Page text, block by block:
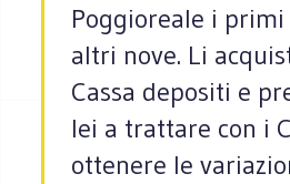
Poggioreale i
altri nove. Li
Cassa depositi e
lei a trattare con i
ottenere le